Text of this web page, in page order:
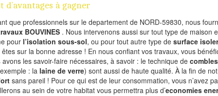
d’avantages à gagner
que professionnels sur le departement de NORD-59830, nous
BOUVINES . Nous intervenons aussi sur tout type de maison
pour l’isolation sous-sol, ou pour tout autre type desurface
êtes sur la bonne adresse ! En nous confiant vos travaux, vous
avons les savoir-faire nécessaires, à savoir : le technique de
: la laine de verre) sont aussi de haute qualité. À la fin de
sans pareil ! Pour ce qui est de leur consommation, vous n’avez
au sein de votre habitat vous permettra plus d’economies